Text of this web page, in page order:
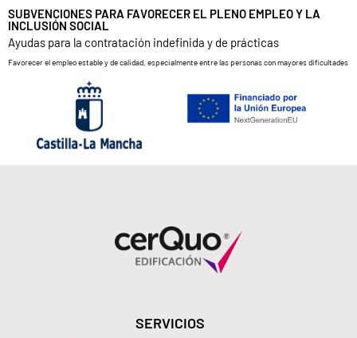
SUBVENCIONES PARA FAVORECER EL PLENO EMPLEO Y LA
INCLUSIÓN SOCIAL
Ayudas para la contratación indefinida y de prácticas
Favorecer el empleo estable y de calidad, especialmente entre las personas con mayores dificultades
SERVICIOS